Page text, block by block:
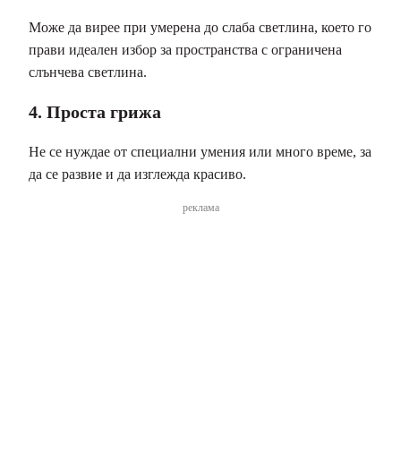
Може да вирее при умерена до слаба светлина, което го
прави идеален избор за пространства с ограничена
слънчева светлина.
4. Проста грижа
Не се нуждае от специални умения или много време, за
да се развие и да изглежда красиво.
реклама